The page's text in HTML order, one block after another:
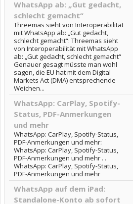
WhatsApp ab: „Gut gedacht,
schlecht gemacht“
Threemas sieht von Interoperabilität
mit WhatsApp ab: „Gut gedacht,
schlecht gemacht“: Threemas sieht
von Interoperabilität mit WhatsApp
ab: „Gut gedacht, schlecht gemacht“
Genauer gesagt müsste man wohl
sagen, die EU hat mit dem Digital
Markets Act (DMA) entsprechende
Weichen...
WhatsApp: CarPlay, Spotify-
Status, PDF-Anmerkungen
und mehr
WhatsApp: CarPlay, Spotify-Status,
PDF-Anmerkungen und mehr:
WhatsApp: CarPlay, Spotify-Status,
PDF-Anmerkungen und mehr . .
WhatsApp: CarPlay, Spotify-Status,
PDF-Anmerkungen und mehr
WhatsApp auf dem iPad:
Standalone-Konto ab sofort